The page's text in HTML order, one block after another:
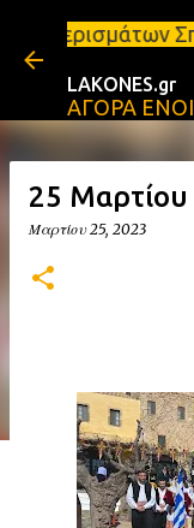
Σπάρτη και
LAKONES.gr
ΑΓΟΡΑ
25
Μαρτίου 25, 2023